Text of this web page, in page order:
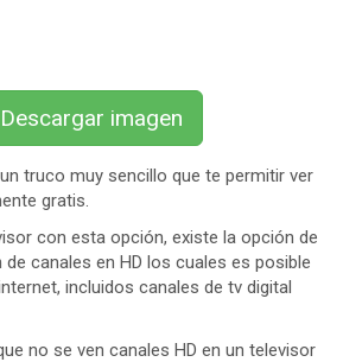
Descargar imagen
truco muy sencillo que te permitir ver
gratis.
con esta opción, existe la opción de
canales en HD los cuales es posible
incluidos canales de tv digital
no se ven canales HD en un televisor